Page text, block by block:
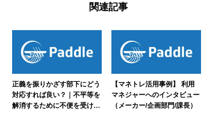
関連記事
正義を振りかざす部下にどう
対応すれば良い？｜不平等を
解消するために不便を受け入
【マネトレ活用事例】 利用
マネジャーへのインタビュー
（メーカー/企画部門/課長）